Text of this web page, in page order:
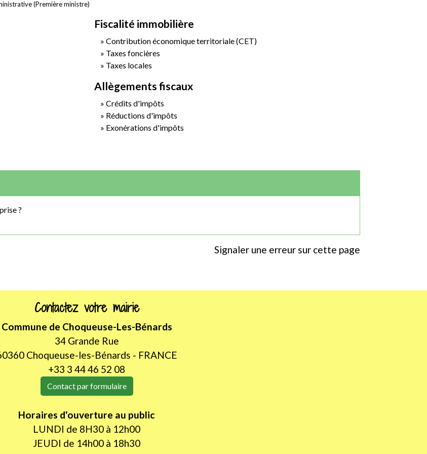
(Première ministre)
Fiscalité immobilière
Contribution économique territoriale (CET)
Taxes foncières
Taxes locales
Allègements fiscaux
Crédits d'impôts
Réductions d'impôts
Exonérations d'impôts
?
Signaler une erreur sur cette page
Contactez votre mairie
Commune de Choqueuse-Les-Bénards
34 Grande Rue
Choqueuse-les-Bénards - FRANCE
+33 3 44 46 52 08
Contact par formulaire
Horaires d'ouverture au public
LUNDI de 8H30 à 12h00
JEUDI de 14h00 à 18h30